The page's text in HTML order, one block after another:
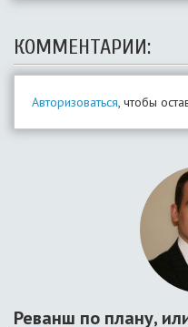
КОММЕНТАРИИ:
Авторизоваться, чтобы
Реванш по плану,